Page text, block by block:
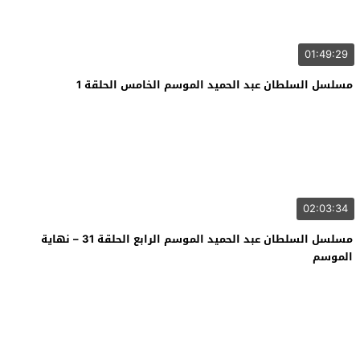
01:49:29
مسلسل السلطان عبد الحميد الموسم الخامس الحلقة 1
02:03:34
مسلسل السلطان عبد الحميد الموسم الرابع الحلقة 31 – نهاية
الموسم